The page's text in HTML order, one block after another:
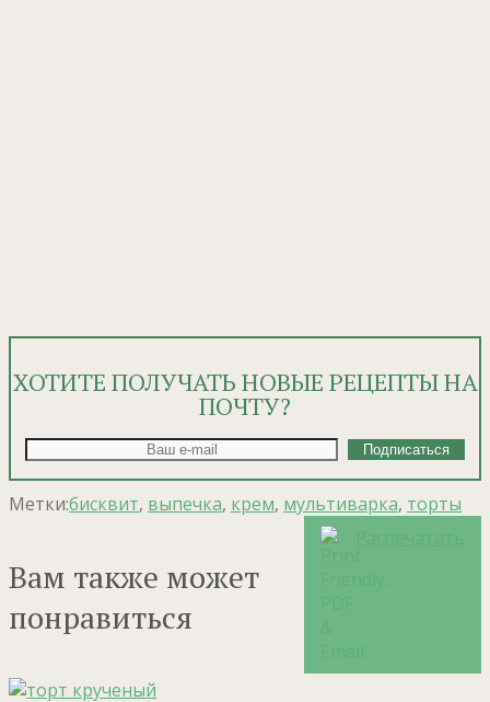
ХОТИТЕ ПОЛУЧАТЬ НОВЫЕ РЕЦЕПТЫ НА
ПОЧТУ?
Метки:бисквит, выпечка, крем, мультиварка, торты
Вам также может
понравиться